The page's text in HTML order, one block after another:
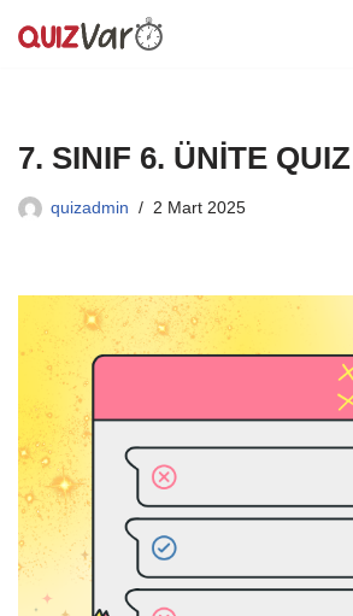
7. SINIF 6. ÜNİTE QUIZ
quizadmin 2 Mart 2025